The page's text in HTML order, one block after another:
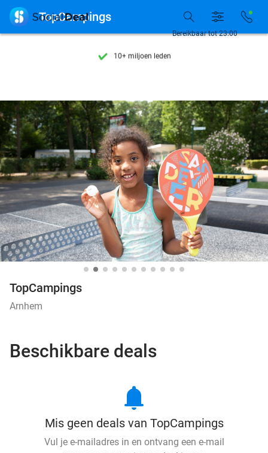
7 dagen per week beschikbaar
10+ miljoen leden
7 dagen per week beschikbaar
10+ miljoen leden
Bereikbaar tot 23:00
 TopCampings
TopCampings
Arnhem
Beschikbare deals
notifications
Mis geen deals van TopCampings
Vul je e-mailadres in en ontvang een e-mail